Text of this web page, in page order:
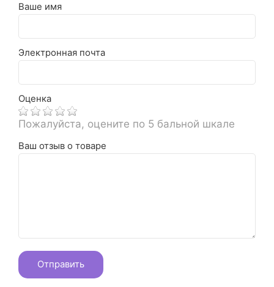
Ваше имя
Электронная почта
Оценка
Пожалуйста, оцените по 5 бальной шкале
Ваш отзыв о товаре